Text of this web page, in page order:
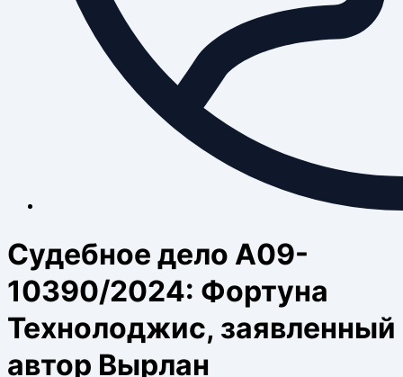
Судебное дело А09-
10390/2024: Фортуна
Технолоджис, заявленный
автор Вырлан